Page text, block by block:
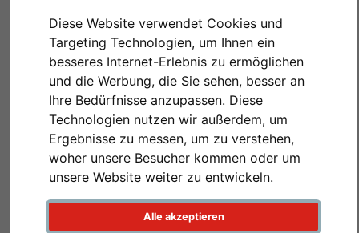
Diese Website verwendet Cookies und
Targeting Technologien, um Ihnen ein
besseres Internet-Erlebnis zu ermöglichen
und die Werbung, die Sie sehen, besser an
Ihre Bedürfnisse anzupassen. Diese
Technologien nutzen wir außerdem, um
Ergebnisse zu messen, um zu verstehen,
woher unsere Besucher kommen oder um
unsere Website weiter zu entwickeln.
Alle akzeptieren
Zurück